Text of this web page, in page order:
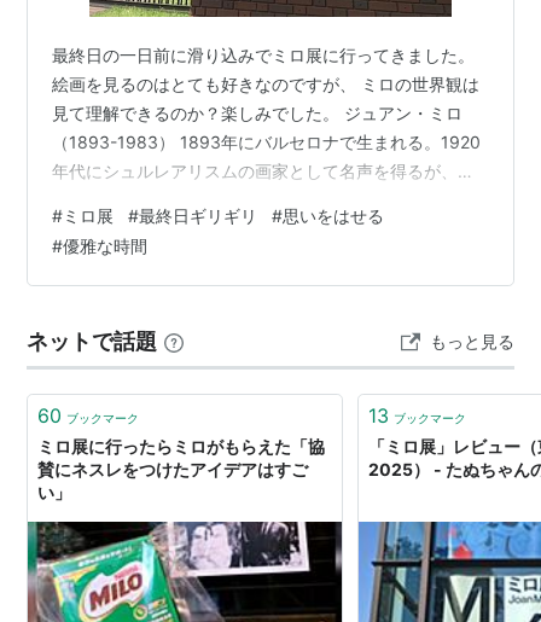
最終日の一日前に滑り込みでミロ展に行ってきました。
絵画を見るのはとても好きなのですが、 ミロの世界観は
見て理解できるのか？楽しみでした。 ジュアン・ミロ
（1893-1983） 1893年にバルセロナで生まれる。1920
年代にシュルレアリスムの画家として名声を得るが、そ
周囲の政治的・社会的出来事への強い感受性と反骨精神
が反映される。90歳で亡くなるまで、特定の運動に属す
ることのない純粋で普遍的な芸術を追求し、20世紀で最
っていたといわれる「自画像」(1919)が目をひく。 これ
がミロの自画像だ…
#ミロ展 #最終日ギリギリ #思いをはせる
#優雅な時間
ネットで話題 もっと見る
60 ブックマーク
ミロ展に行ったらミロがもらえた「協
賛にネスレをつけたアイデアはすご
い」
13 ブックマーク
「ミロ展」レビュー
2025） - たぬちゃん